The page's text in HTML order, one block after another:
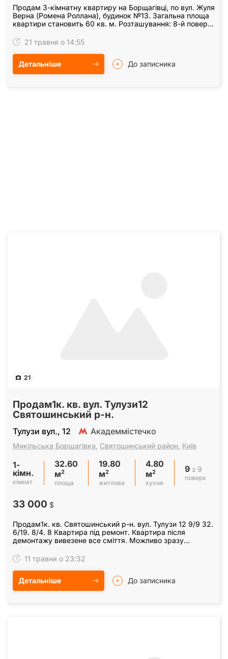
Продам 3-кімнатну квартиру на Борщагівці, по вул. Жуля
Верна (Ромена Роллана), будинок №13. Загальна площа
квартири становить 60 кв. м. Розташування: 8-й поверх
21 травня о 14:55
Детальніше До записника
21
Продам1к. кв. вул. Тулузи12
Святошинський р-н.
Тулузи вул., 12 Академмістечко
Микільська Борщагівка Святошинський район Київ
1-
кімн.
кімнат
32.60
м2
площа
19.80
м2
житлова
4.80
м2
кухня
9 з 9
поверх
33 000 $
Продам1к. кв. Святошинський р-н. вул. Тулузи 12 9/9 32.
6/19. 8/4. 8 Квартира під ремонт. Квартира після
демонтажу вивезене все сміття. Можливо зразу
11 травня о 23:32
Детальніше До записника